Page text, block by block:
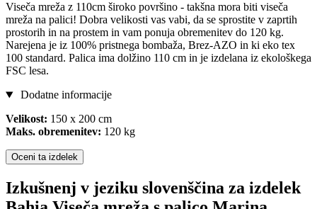
Viseča mreža z 110cm široko površino - takšna mora biti viseča
mreža na palici! Dobra velikosti vas vabi, da se sprostite v zaprtih
prostorih in na prostem in vam ponuja obremenitev do 120 kg.
Narejena je iz 100% pristnega bombaža, Brez-AZO in ki eko tex
100 standard. Palica ima dolžino 110 cm in je izdelana iz ekološkega
FSC lesa.
Dodatne informacije
Velikost: 150 x 200 cm
Maks. obremenitev: 120 kg
Oceni ta izdelek
Izkušnenj v jeziku slovenščina za izdelek